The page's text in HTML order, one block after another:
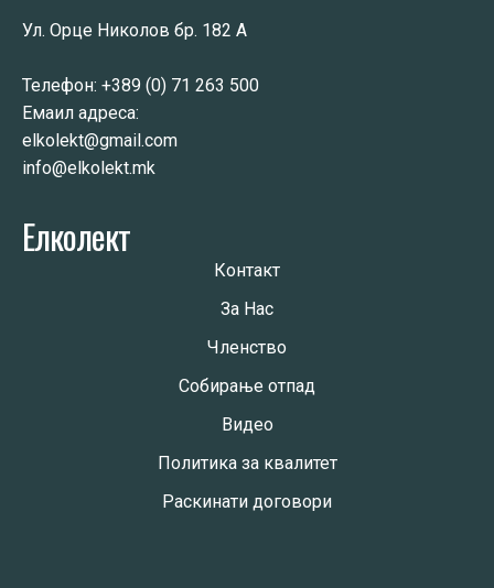
Ул. Орце Николов бр. 182 А
Телефон: +389 (0) 71 263 500
Емаил адреса:
elkolekt@gmail.com
info@elkolekt.mk
Елколект
Контакт
За Нас
Членство
Собирање отпад
Видео
Политика за квалитет
Раскинати договори